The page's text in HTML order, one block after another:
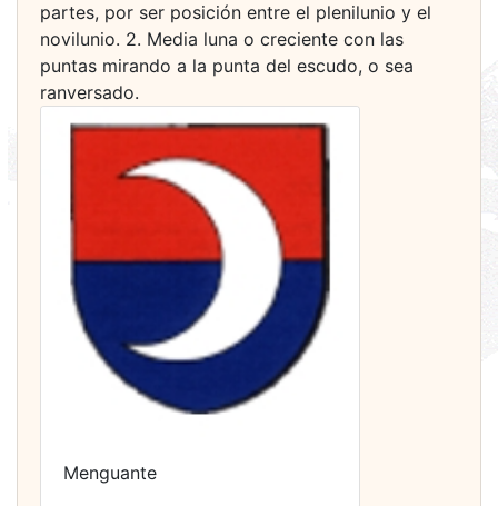
partes, por ser posición entre el plenilunio y el
novilunio. 2. Media luna o creciente con las
puntas mirando a la punta del escudo, o sea
ranversado.
Menguante